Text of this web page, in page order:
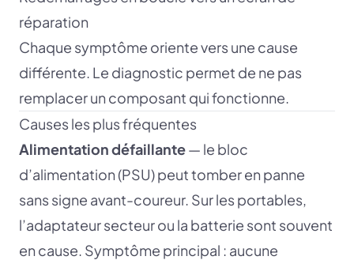
réparation
Chaque symptôme oriente vers une cause
différente. Le diagnostic permet de ne pas
remplacer un composant qui fonctionne.
Causes les plus fréquentes
Alimentation défaillante— le bloc
d’alimentation (PSU) peut tomber en panne
sans signe avant-coureur. Sur les portables,
l’adaptateur secteur ou la batterie sont souvent
en cause. Symptôme principal : aucune